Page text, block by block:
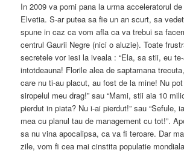
In 2009 va porni pana la urma acceleratorul
Elvetia. S-ar putea sa fie un an scurt, sa
spune in caz ca vom afla ca va trebui sa
centrul Gaurii Negre (nici o aluzie). Toate
secretele vor iesi la iveala : “Ela, sa stii, eu
intotdeauna! Florile alea de saptamana
care nu ti-au placut, au fost de la mine! Nu
siropelul meu drag!” sau “Mami, stii aia 10
pierdut in piata? Nu i-ai pierdut!” sau “Sefule,
mea cu planul tau de management cu tot!”.
sa nu vina apocalipsa, ca va fi teroare. Dar
zile, vom fi cea mai cinstita populatie